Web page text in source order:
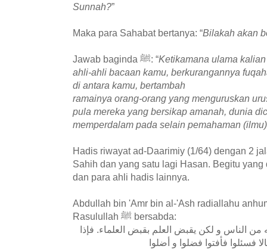
Sunnah?”
Maka para Sahabat bertanya: “Bilakah akan
Jawab baginda ﷺ: “Ketikamana ulama
ahli-ahli bacaan kamu, berkurangannya
di antara kamu, bertambah
ramainya orang-orang yang menguruskan
pula mereka yang bersikap amanah, dunia
memperdalam pada selain pemahaman
Hadis riwayat ad-Daarimiy (1/64) dengan 2
Sahih dan yang satu lagi Hasan. Begitu
dan para ahli hadis lainnya.
Abdullah bin 'Amr bin al-'Ash radiallahu
Rasulullah ﷺ bersabda:
من الناس و لكن يقبض العلم بقبض العلماء. فإذا
فسئلوا فأفتوا فضلوا و أضلوا